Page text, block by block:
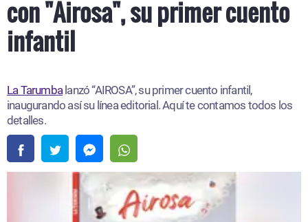
con "Airosa", su primer cuento
infantil
La Tarumba
lanzó “AIROSA”, su primer cuento infantil,
inaugurando así su línea editorial. Aquí te contamos todos los
detalles.